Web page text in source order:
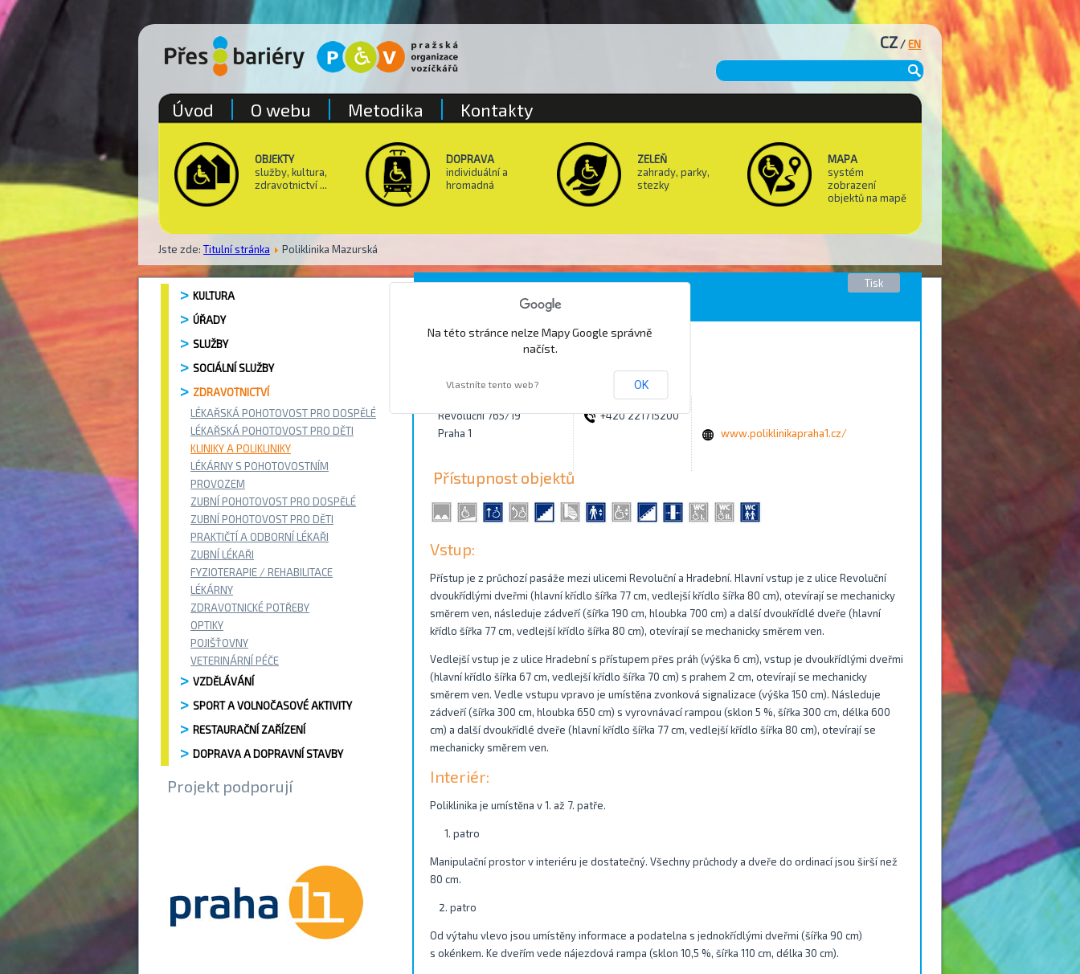
OBJEKTY
služby, kultura,
zdravotnictví ...
DOPRAVA
individuální a
hromadná
ZELEŇ
zahrady, parky,
stezky
MAPA
systém
zobrazení
objektů na mapě
CZ /EN
Jste zde: Titulní stránka Poliklinika Mazurská
Úvod O webu Metodika Kontakty
KULTURA
ÚŘADY
SLUŽBY
SOCIÁLNÍ SLUŽBY
ZDRAVOTNICTVÍ
LÉKAŘSKÁ POHOTOVOST PRO DOSPĚLÉ
LÉKAŘSKÁ POHOTOVOST PRO DĚTI
KLINIKY A POLIKLINIKY
LÉKÁRNY S POHOTOVOSTNÍM
PROVOZEM
ZUBNÍ POHOTOVOST PRO DOSPĚLÉ
ZUBNÍ POHOTOVOST PRO DĚTI
PRAKTIČTÍ A ODBORNÍ LÉKAŘI
ZUBNÍ LÉKAŘI
FYZIOTERAPIE / REHABILITACE
LÉKÁRNY
ZDRAVOTNICKÉ POTŘEBY
OPTIKY
POJIŠŤOVNY
VETERINÁRNÍ PÉČE
VZDĚLÁVÁNÍ
SPORT A VOLNOČASOVÉ AKTIVITY
RESTAURAČNÍ ZAŘÍZENÍ
DOPRAVA A DOPRAVNÍ STAVBY
Projekt podporují
Tisk
Poliklinika Revoluční
Revoluční 765/19
Praha 1
+420 221715200
www.poliklinikapraha1.cz/
Přístupnost objektů
Vstup:
Přístup je z průchozí pasáže mezi ulicemi Revoluční a Hradební. Hlavní vstup je z ulice Revoluční
dvoukřídlými dveřmi (hlavní křídlo šířka 77 cm, vedlejší křídlo šířka 80 cm), otevírají se mechanicky
směrem ven, následuje zádveří (šířka 190 cm, hloubka 700 cm) a další dvoukřídlé dveře (hlavní
křídlo šířka 77 cm, vedlejší křídlo šířka 80 cm), otevírají se mechanicky směrem ven.
Vedlejší vstup je z ulice Hradební s přístupem přes práh (výška 6 cm), vstup je dvoukřídlými dveřmi
(hlavní křídlo šířka 67 cm, vedlejší křídlo šířka 70 cm) s prahem 2 cm, otevírají se mechanicky
směrem ven. Vedle vstupu vpravo je umístěna zvonková signalizace (výška 150 cm). Následuje
zádveří (šířka 300 cm, hloubka 650 cm) s vyrovnávací rampou (sklon 5 %, šířka 300 cm, délka 600
cm) a další dvoukřídlé dveře (hlavní křídlo šířka 77 cm, vedlejší křídlo šířka 80 cm), otevírají se
mechanicky směrem ven.
Interiér:
Poliklinika je umístěna v 1. až 7. patře.
1. patro
Manipulační prostor v interiéru je dostatečný. Všechny průchody a dveře do ordinací jsou širší než
80 cm.
patro
Od výtahu vlevo jsou umístěny informace a podatelna s jednokřídlými dveřmi (šířka 90 cm)
s okénkem. Ke dveřím vede nájezdová rampa (sklon 10,5 %, šířka 110 cm, délka 30 cm).
Na této stránce nelze Mapy Google správně
načíst.
Vlastníte tento web? OK